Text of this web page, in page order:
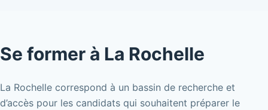
Se former à La Rochelle
La Rochelle correspond à un bassin de recherche et
d’accès pour les candidats qui souhaitent préparer le